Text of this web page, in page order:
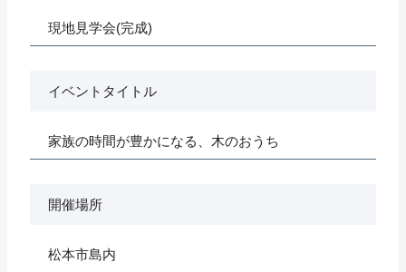
現地見学会(完成)
イベントタイトル
家族の時間が豊かになる、木のおうち
開催場所
松本市島内